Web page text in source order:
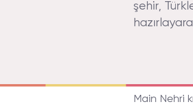
şehir,
Main Nehri